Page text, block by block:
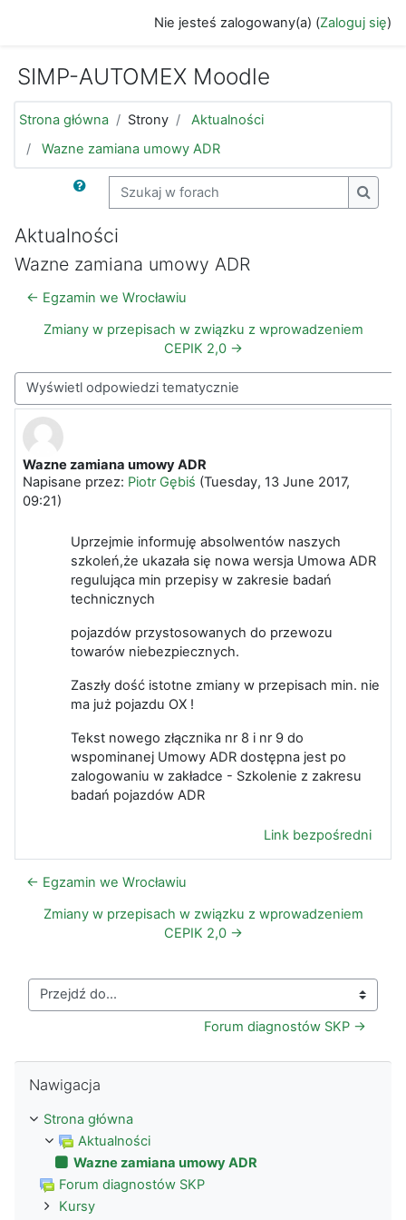
Nie jesteś zalogowany(a) (Zaloguj się)
SIMP-AUTOMEX Moodle
Strona główna Strony
Aktualności
Wazne zamiana umowy ADR
Szukaj w forach
Aktualności
Wazne zamiana umowy ADR
← Egzamin we Wrocławiu
Zmiany w przepisach w związku z wprowadzeniem
CEPIK 2,0 →
Sposób wyświetlania
Wazne zamiana umowy ADR
Napisane przez: Piotr Gębiś (Tuesday, 13 June 2017,
09:21)
Liczba odpowiedzi: 0
Uprzejmie informuję absolwentów naszych
szkoleń,że ukazała się nowa wersja Umowa ADR
regulująca min przepisy w zakresie badań
technicznych
pojazdów przystosowanych do przewozu
towarów niebezpiecznych.
Zaszły dość istotne zmiany w przepisach min. nie
ma już pojazdu OX !
Tekst nowego złącznika nr 8 i nr 9 do
wspominanej Umowy ADR dostępna jest po
zalogowaniu w zakładce - Szkolenie z zakresu
badań pojazdów ADR
Link bezpośredni
← Egzamin we Wrocławiu
Zmiany w przepisach w związku z wprowadzeniem
CEPIK 2,0 →
Przejdź do...
Forum diagnostów SKP →
Nawigacja
Strona główna
Aktualności
Wazne zamiana umowy ADR
Forum diagnostów SKP
Kursy